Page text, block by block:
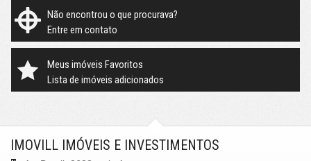
Não encontrou o que procurava?
Entre em contato
Meus imóveis Favoritos
Lista de imóveis adicionados
IMOVILL IMÓVEIS E INVESTIMENTOS